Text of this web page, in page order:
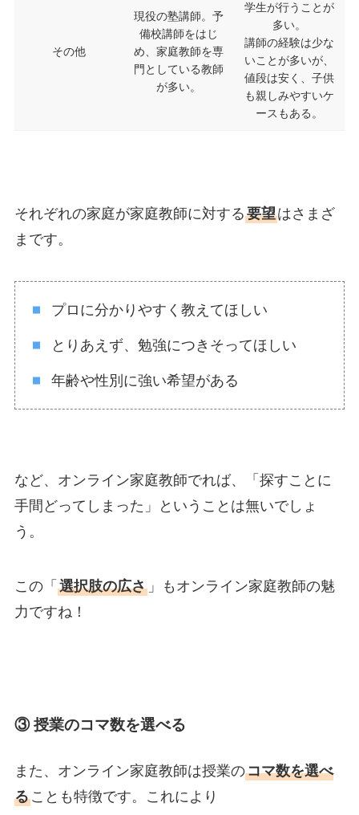
その他
現役の塾講師。予
備校講師をはじ
め、家庭教師を専
門としている教師
が多い。
学生が行うことが
多い。
講師の経験は少な
いことが多いが、
値段は安く、子供
も親しみやすいケ
ースもある。
それぞれの家庭が家庭教師に対する要望はさまざ
まです。
プロに分かりやすく教えてほしい
とりあえず、勉強につきそってほしい
年齢や性別に強い希望がある
など、オンライン家庭教師でれば、「探すことに
手間どってしまった」ということは無いでしょ
う。
この「 選択肢の広さ」もオンライン家庭教師の魅
力ですね！
③ 授業のコマ数を選べる
また、オンライン家庭教師は授業のコマ数を選べ
ることも特徴です。これにより